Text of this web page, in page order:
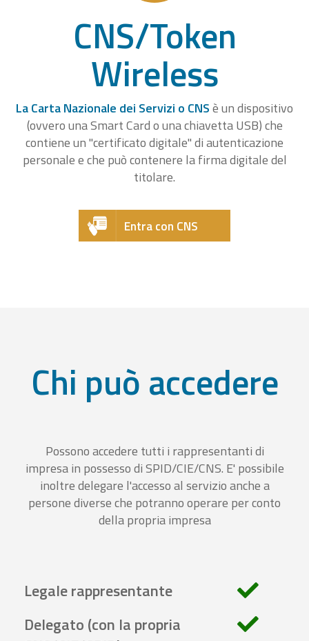
CNS/Token
Wireless
La Carta Nazionale dei Servizi o CNSè un dispositivo
(ovvero una Smart Card o una chiavetta USB) che
contiene un "certificato digitale" di autenticazione
personale e che può contenere la firma digitale del
titolare.
Entra con CNS
Chi può accedere
Possono accedere tutti i rappresentanti di
impresa in possesso di SPID/CIE/CNS. E' possibile
inoltre delegare l'accesso al servizio anche a
persone diverse che potranno operare per conto
della propria impresa
Legale rappresentante
Delegato (con la propria